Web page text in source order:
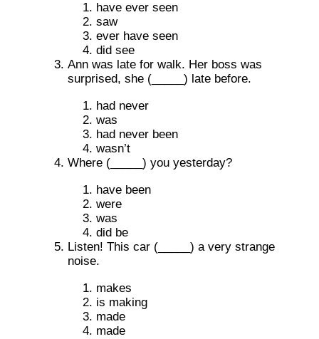
have ever seen
saw
ever have seen
did see
Ann was late for walk. Her boss was
surprised, she (_____) late before.
had never
was
had never been
wasn’t
Where (_____) you yesterday?
have been
were
was
did be
Listen! This car (_____) a very strange
noise.
makes
is making
made
made